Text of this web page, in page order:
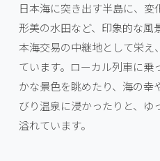
日本海に突き出す半島に、
形美の水田など、印象的な風
本海交易の中継地として栄
ています。ローカル列車に乗
かな景色を眺めたり、海の幸
びり温泉に浸かったりと、ゆ
溢れています。